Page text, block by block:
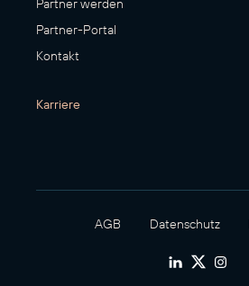
Partner werden
Partner-Portal
Kontakt
Karriere
AGB Datenschutz